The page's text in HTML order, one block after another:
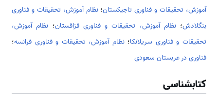
آموزش، تحقیقات و فناوری تاجیکستان؛نظام آموزش، تحقیقات و فناوری
بنگلادش؛نظام آموزش، تحقیقات و فناوری قزاقستان؛ نظام آموزش،
تحقیقات و فناوری سریلانکا؛نظام آموزش، تحقیقات و فناوری فرانسه؛
فناوری در عربستان سعودی
کتابشناسی